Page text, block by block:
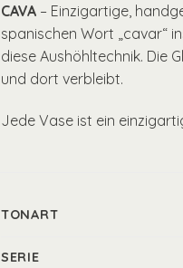
CAVA – Einzigartige,
spanischen Wort „cavar“
diese Aushöhltechnik. Die
und dort verbleibt.
Jede Vase ist ein
TONART
SERIE